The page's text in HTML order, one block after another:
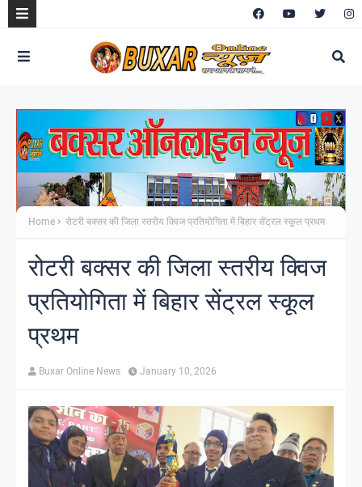
Home रोटरी बक्सर की जिला स्तरीय क्विज प्रतियोगिता में बिहार सेंट्रल स्कूल प्रथम
रोटरी बक्सर की जिला स्तरीय क्विज
प्रतियोगिता में बिहार सेंट्रल स्कूल
प्रथम
Buxar Online News January 10, 2026